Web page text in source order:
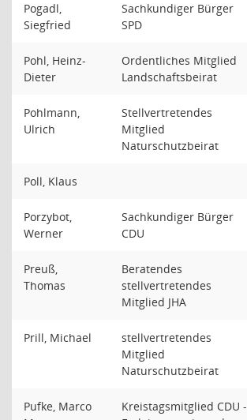
Pogadl,
Siegfried
Sachkundiger Bürger
SPD
Pohl, Heinz-
Dieter
Ordentliches Mitglied
Landschaftsbeirat
Pohlmann,
Ulrich
Stellvertretendes
Mitglied
Naturschutzbeirat
Poll, Klaus
Porzybot,
Werner
Sachkundiger Bürger
CDU
Preuß,
Thomas
Beratendes
stellvertretendes
Mitglied JHA
Prill, Michael
stellvertretendes
Mitglied
Naturschutzbeirat
Pufke, Marco
Kreistagsmitglied CDU -